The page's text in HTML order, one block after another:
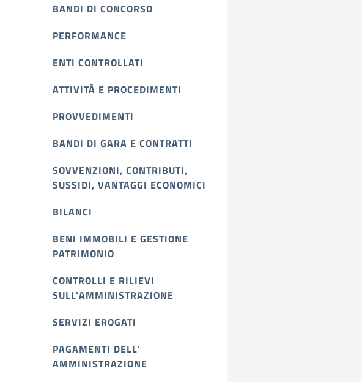
BANDI DI CONCORSO
PERFORMANCE
ENTI CONTROLLATI
ATTIVITÀ E PROCEDIMENTI
PROVVEDIMENTI
BANDI DI GARA E CONTRATTI
SOVVENZIONI, CONTRIBUTI,
SUSSIDI, VANTAGGI ECONOMICI
BILANCI
BENI IMMOBILI E GESTIONE
PATRIMONIO
CONTROLLI E RILIEVI
SULL'AMMINISTRAZIONE
SERVIZI EROGATI
PAGAMENTI DELL'
AMMINISTRAZIONE